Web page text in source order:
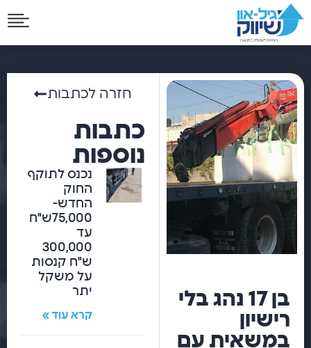
בן 17 נהג בלי
רישיון
במשאית עם
חזרה לכתבות
כתבות
נוספות
נכנס לתוקף
החוק
החדש-
75,000ש"ח
עד
300,000
ש"ח קנסות
על משקל
יתר
קרא עוד »